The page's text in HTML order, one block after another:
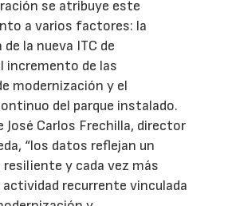
se atribuye este
a varios factores: la
la nueva ITC de
incremento de las
modernización y el
del parque instalado.
José Carlos Frechilla, director
“los datos reflejan un
y cada vez más
actividad recurrente vinculada